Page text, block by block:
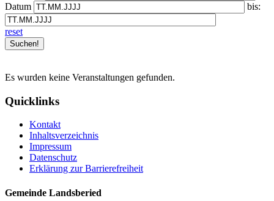
Datum
bis:
reset
Es wurden keine Veranstaltungen gefunden.
Quicklinks
Kontakt
Inhaltsverzeichnis
Impressum
Datenschutz
Erklärung zur Barrierefreiheit
Gemeinde Landsberied